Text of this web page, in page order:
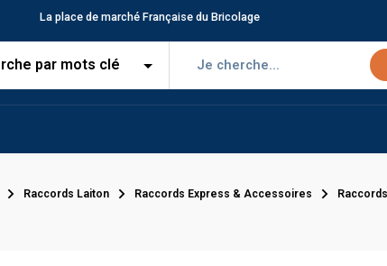
La place de marché Française du Bricolage
Raccords Laiton Raccords Express & Accessoires